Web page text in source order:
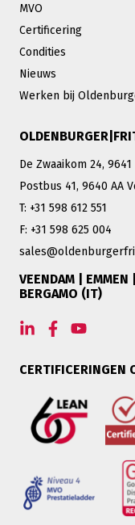
MVO
Certificering
Condities
Nieuws
Werken bij
De Zwaaikom 24,
Postbus 41, 9640 AA
T: +31 598 612 551
F: +31 598 625 004
VEENDAM | EMMEN
BERGAMO (IT)
CERTIFICERINGEN